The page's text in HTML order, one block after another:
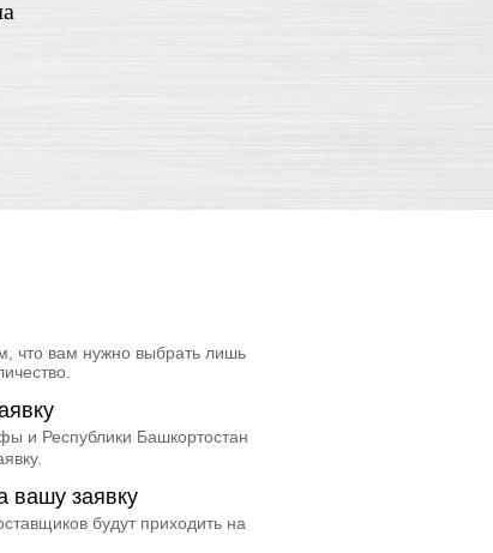
что вам нужно выбрать лишь
и Республики Башкортостан
вашу заявку
будут приходить на